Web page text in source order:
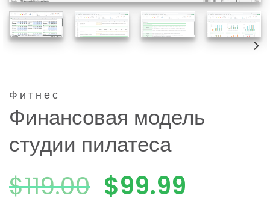
Фитнес
Финансовая модель
студии пилатеса
$119.00 $99.99